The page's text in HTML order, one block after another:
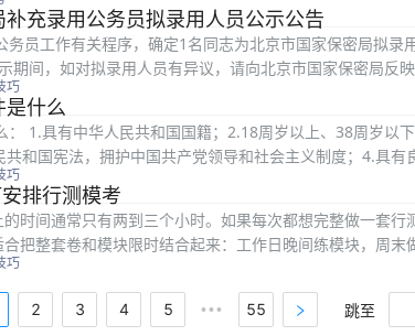
充录用公务员拟录用人员公示公告
员工作有关程序，确定1名同志为北京市国家保密局拟录
期间，如对拟录用人员有异议，请向北京市国家保密局反
巧
是什么
： 1.具有中华人民共和国国籍；2.18周岁以上、38周岁以
和国宪法，拥护中国共产党领导和社会主义制度；4.具有
巧
排行测模考
时间通常只有两到三个小时。如果每次都想完整做一套行
把整套卷和模块限时结合起来：工作日晚间练模块，周末
晚上...
巧
2 3 4 5 ••• 55 跳至